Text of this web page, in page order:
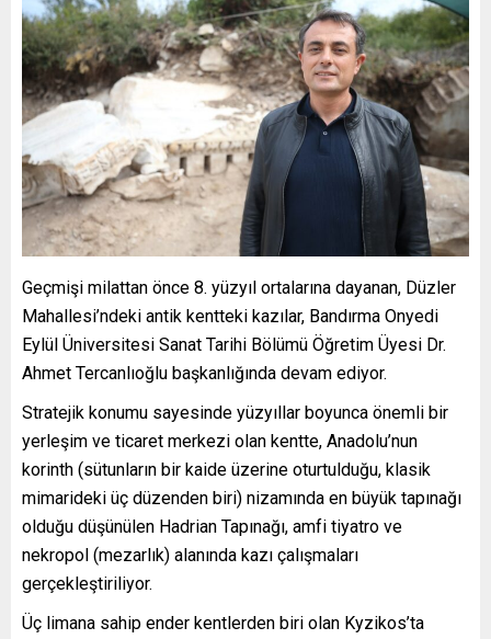
Geçmişi milattan önce 8. yüzyıl ortalarına dayanan, Düzler
Mahallesi’ndeki antik kentteki kazılar, Bandırma Onyedi
Eylül Üniversitesi Sanat Tarihi Bölümü Öğretim Üyesi Dr.
Ahmet Tercanlıoğlu başkanlığında devam ediyor.
Stratejik konumu sayesinde yüzyıllar boyunca önemli bir
yerleşim ve ticaret merkezi olan kentte, Anadolu’nun
korinth (sütunların bir kaide üzerine oturtulduğu, klasik
mimarideki üç düzenden biri) nizamında en büyük tapınağı
olduğu düşünülen Hadrian Tapınağı, amfi tiyatro ve
nekropol (mezarlık) alanında kazı çalışmaları
gerçekleştiriliyor.
Üç limana sahip ender kentlerden biri olan Kyzikos’ta